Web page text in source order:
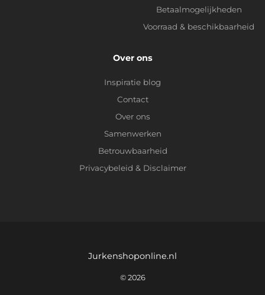
Betaalmogelijkheden
Voorraad & beschikbaarheid
Over ons
Inspiratie blog
Contact
Over ons
Samenwerken
Betrouwbaarheid
Privacybeleid & Disclaimer
Jurkenshoponline.nl
© 2026